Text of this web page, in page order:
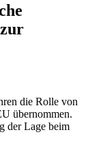
die Rolle von
übernommen.
der Lage beim